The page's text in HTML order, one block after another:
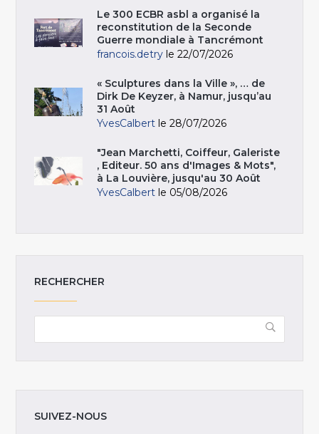
Le 300 ECBR asbl a organisé la
reconstitution de la Seconde
Guerre mondiale à Tancrémont
francois.detry le 22/07/2026
« Sculptures dans la Ville », … de
Dirk De Keyzer, à Namur, jusqu’au
31 Août
YvesCalbert le 28/07/2026
"Jean Marchetti, Coiffeur, Galeriste
, Editeur. 50 ans d'Images & Mots",
à La Louvière, jusqu'au 30 Août
YvesCalbert le 05/08/2026
RECHERCHER
SUIVEZ-NOUS